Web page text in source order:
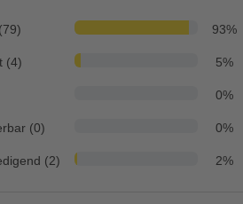
93%
(4) 5%
0%
(0) 0%
(2) 2%